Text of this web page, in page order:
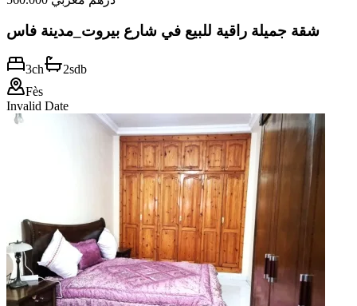
شقة جميلة راقية للبيع في شارع بيروت_مدينة فاس
3ch 2sdb
Fès
Invalid Date